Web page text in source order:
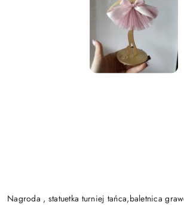
Nagroda , statuetka turniej tańca,baletnica